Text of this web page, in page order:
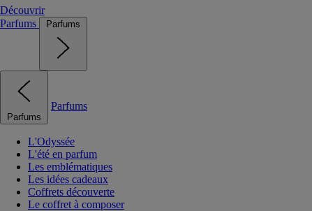
Découvrir
Parfums
Parfums
Parfums
Parfums
L'Odyssée
L'été en parfum
Les emblématiques
Les idées cadeaux
Coffrets découverte
Le coffret à composer